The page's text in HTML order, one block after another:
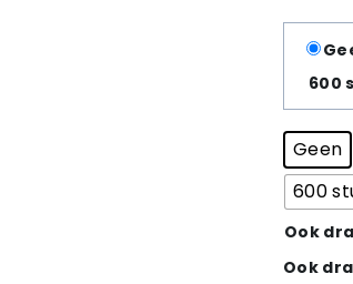
600
Geen
600
Ook
Ook